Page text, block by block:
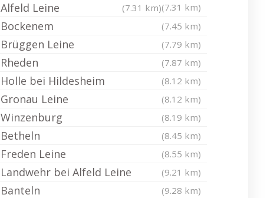
(7.31 km)
Alfeld Leine (7.31 km)
Bockenem (7.45 km)
Brüggen Leine (7.79 km)
Rheden (7.87 km)
Holle bei Hildesheim (8.12 km)
Gronau Leine (8.12 km)
Winzenburg (8.19 km)
Betheln (8.45 km)
Freden Leine (8.55 km)
Landwehr bei Alfeld Leine (9.21 km)
Banteln (9.28 km)